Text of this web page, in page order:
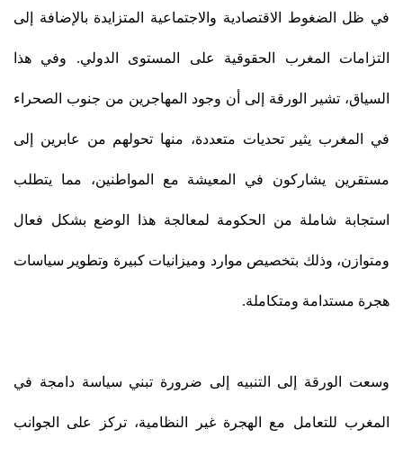
في ظل الضغوط الاقتصادية والاجتماعية المتزايدة بالإضافة إلى
التزامات المغرب الحقوقية على المستوى الدولي. وفي هذا
السياق، تشير الورقة إلى أن وجود المهاجرين من جنوب الصحراء
في المغرب يثير تحديات متعددة، منها تحولهم من عابرين إلى
مستقرين يشاركون في المعيشة مع المواطنين، مما يتطلب
استجابة شاملة من الحكومة لمعالجة هذا الوضع بشكل فعال
ومتوازن، وذلك بتخصيص موارد وميزانيات كبيرة وتطوير سياسات
هجرة مستدامة ومتكاملة.
وسعت الورقة إلى التنبيه إلى ضرورة تبني سياسة دامجة في
المغرب للتعامل مع الهجرة غير النظامية، تركز على الجوانب